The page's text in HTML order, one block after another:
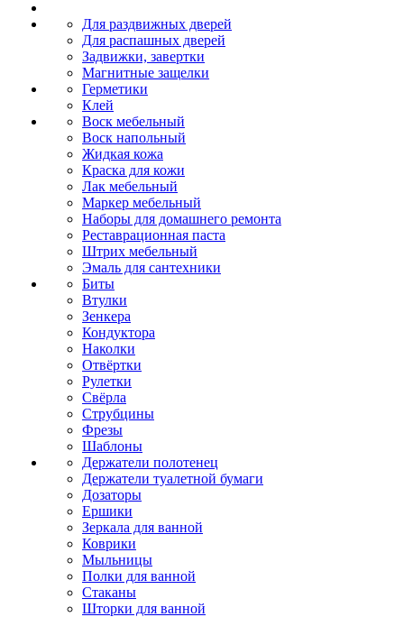
Для раздвижных дверей
Для распашных дверей
Задвижки, завертки
Магнитные защелки
Герметики
Клей
Воск мебельный
Воск напольный
Жидкая кожа
Краска для кожи
Лак мебельный
Маркер мебельный
Наборы для домашнего ремонта
Реставрационная паста
Штрих мебельный
Эмаль для сантехники
Биты
Втулки
Зенкера
Кондуктора
Наколки
Отвёртки
Рулетки
Свёрла
Струбцины
Фрезы
Шаблоны
Держатели полотенец
Держатели туалетной бумаги
Дозаторы
Ершики
Зеркала для ванной
Коврики
Мыльницы
Полки для ванной
Стаканы
Шторки для ванной